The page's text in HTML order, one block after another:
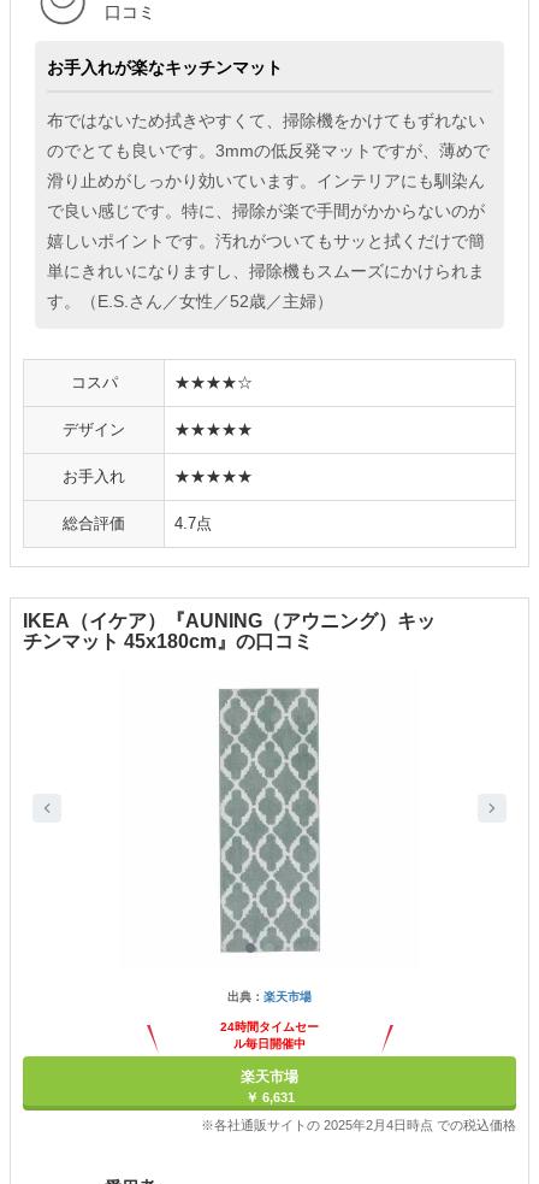
口コミ
お手入れが楽なキッチンマット
布ではないため拭きやすくて、掃除機をかけてもずれない
のでとても良いです。3mmの低反発マットですが、薄めで
滑り止めがしっかり効いています。インテリアにも馴染ん
で良い感じです。特に、掃除が楽で手間がかからないのが
嬉しいポイントです。汚れがついてもサッと拭くだけで簡
単にきれいになりますし、掃除機もスムーズにかけられま
す。（E.S.さん／女性／52歳／主婦）
コスパ ★★★★☆
デザイン ★★★★★
お手入れ ★★★★★
総合評価 4.7点
IKEA（イケア）『AUNING（アウニング）キッ
チンマット 45x180cm』の口コミ
出典： 楽天市場
24時間タイムセー
ル毎日開催中
楽天市場
￥ 6,631
※各社通販サイトの 2025年2月4日時点 での税込価格